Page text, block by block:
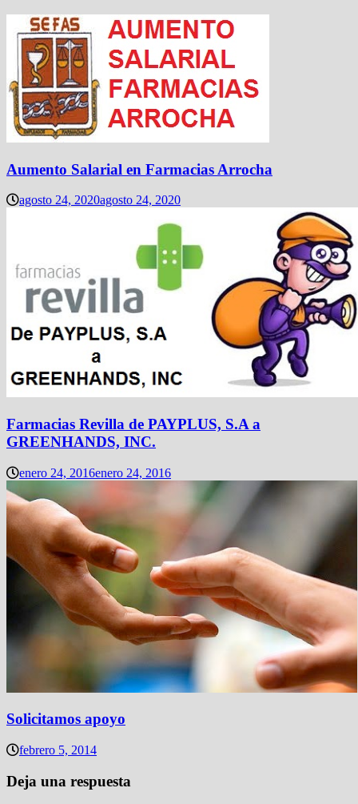
Aumento Salarial en Farmacias Arrocha
agosto 24, 2020agosto 24, 2020
Farmacias Revilla de PAYPLUS, S.A a
GREENHANDS, INC.
enero 24, 2016enero 24, 2016
Solicitamos apoyo
febrero 5, 2014
Deja una respuesta